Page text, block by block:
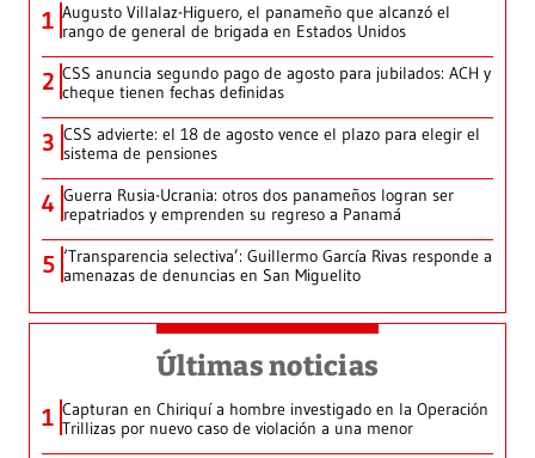
1 Augusto Villalaz-Higuero, el panameño que alcanzó el
rango de general de brigada en Estados Unidos
2 CSS anuncia segundo pago de agosto para jubilados: ACH y
cheque tienen fechas definidas
3 CSS advierte: el 18 de agosto vence el plazo para elegir el
sistema de pensiones
4 Guerra Rusia-Ucrania: otros dos panameños logran ser
repatriados y emprenden su regreso a Panamá
5 ‘Transparencia selectiva’: Guillermo García Rivas responde a
amenazas de denuncias en San Miguelito
Últimas noticias
1 Capturan en Chiriquí a hombre investigado en la Operación
Trillizas por nuevo caso de violación a una menor